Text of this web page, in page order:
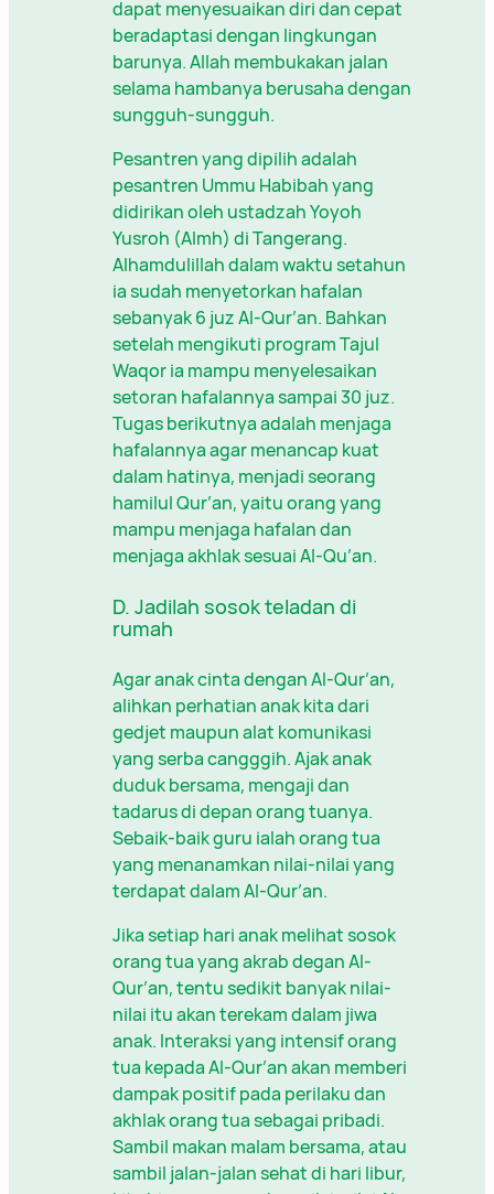
dapat menyesuaikan diri dan cepat
beradaptasi dengan lingkungan
barunya. Allah membukakan jalan
selama hambanya berusaha dengan
sungguh-sungguh.
Pesantren yang dipilih adalah
pesantren Ummu Habibah yang
didirikan oleh ustadzah Yoyoh
Yusroh (Almh) di Tangerang.
Alhamdulillah dalam waktu setahun
ia sudah menyetorkan hafalan
sebanyak 6 juz Al-Qur’an. Bahkan
setelah mengikuti program Tajul
Waqor ia mampu menyelesaikan
setoran hafalannya sampai 30 juz.
Tugas berikutnya adalah menjaga
hafalannya agar menancap kuat
dalam hatinya, menjadi seorang
hamilul Qur’an, yaitu orang yang
mampu menjaga hafalan dan
menjaga akhlak sesuai Al-Qu’an.
D. Jadilah sosok teladan di
rumah
Agar anak cinta dengan Al-Qur’an,
alihkan perhatian anak kita dari
gedjet maupun alat komunikasi
yang serba cangggih. Ajak anak
duduk bersama, mengaji dan
tadarus di depan orang tuanya.
Sebaik-baik guru ialah orang tua
yang menanamkan nilai-nilai yang
terdapat dalam Al-Qur’an.
Jika setiap hari anak melihat sosok
orang tua yang akrab degan Al-
Qur’an, tentu sedikit banyak nilai-
nilai itu akan terekam dalam jiwa
anak. Interaksi yang intensif orang
tua kepada Al-Qur’an akan memberi
dampak positif pada perilaku dan
akhlak orang tua sebagai pribadi.
Sambil makan malam bersama, atau
sambil jalan-jalan sehat di hari libur,